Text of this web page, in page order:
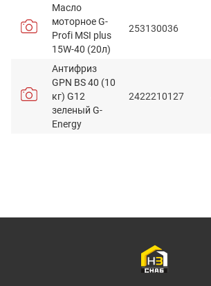
Масло
моторное G-
Profi MSI plus
15W-40 (20л)
253130036
Антифриз
GPN BS 40 (10
кг) G12
зеленый G-
Energy
2422210127